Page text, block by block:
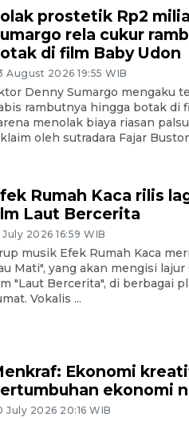
prostetik Rp2
rela cukur
di film Baby Udon
August 2026 19:55 WIB
Denny Sumargo mengaku
rambutnya hingga botak di
menolak biaya riasan
oleh sutradara Fajar
Rumah Kaca rilis
Laut Bercerita
July 2026 16:59 WIB
musik Efek Rumah Kaca
Mati", yang akan mengisi lajur
"Laut Bercerita", di berbagai
Vokalis ...
Ekonomi
ekonomi
July 2026 20:16 WIB